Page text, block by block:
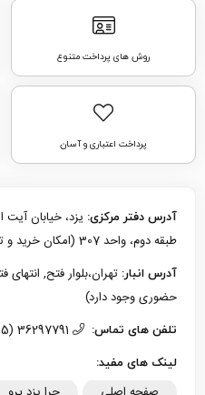
روش های پرداخت متنوع
پرداخت اعتباری و آسان
آدرس دفتر مرکزی: یزد، خیابان
طبقه دوم، واحد 307 (امکان خرید و تحویل حضوری وجود ندارد)
آدرس انبار:
حضوری وجود دارد)
تلفن های تماس:
لینک های مفید: